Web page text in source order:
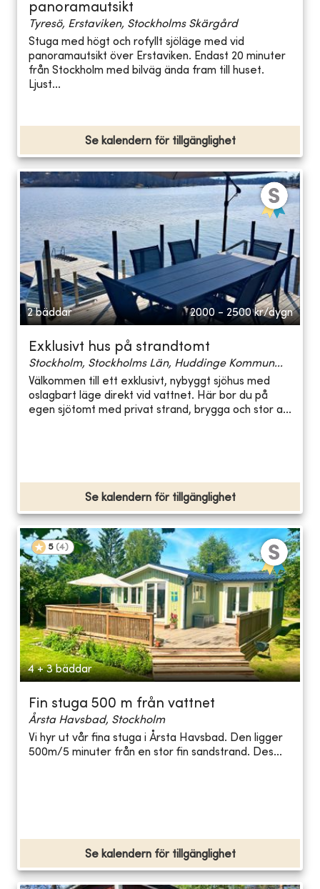
panoramautsikt
Tyresö, Erstaviken, Stockholms Skärgård
Stuga med högt och rofyllt sjöläge med vid
panoramautsikt över Erstaviken. Endast 20 minuter
från Stockholm med bilväg ända fram till huset.
Ljust...
Se kalendern för tillgänglighet
2 bäddar 2000 - 2500 kr/dygn
Exklusivt hus på strandtomt
Stockholm, Stockholms Län, Huddinge Kommun...
Välkommen till ett exklusivt, nybyggt sjöhus med
oslagbart läge direkt vid vattnet. Här bor du på
egen sjötomt med privat strand, brygga och stor a...
Se kalendern för tillgänglighet
5 (4)
4 + 3 bäddar
Fin stuga 500 m från vattnet
Årsta Havsbad, Stockholm
Vi hyr ut vår fina stuga i Årsta Havsbad. Den ligger
500m/5 minuter från en stor fin sandstrand. Des...
Se kalendern för tillgänglighet